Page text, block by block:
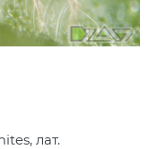
лат.